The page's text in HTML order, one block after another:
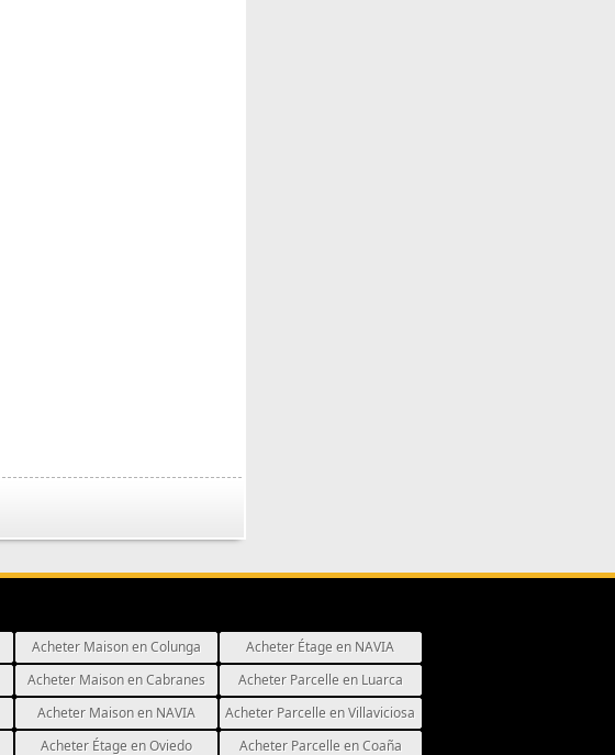
Acheter Maison en Colunga
Acheter Maison en Cabranes
Acheter Maison en NAVIA
Acheter Étage en Oviedo
Acheter Étage en NAVIA
Acheter Parcelle en Luarca
Acheter Parcelle en Villaviciosa
Acheter Parcelle en Coaña